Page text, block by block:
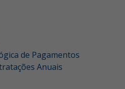
de Pagamentos
Anuais